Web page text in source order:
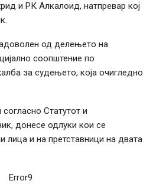
и РК Алкалоид, натпревар кој
од делењето на
соопштение по
за судењето, која очигледно
согласно Статутот и
донесе одлуки кои се
лица и на претставници на двата
Error9